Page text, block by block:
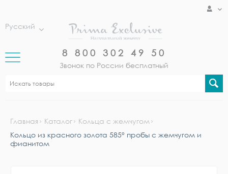
Русский
8 800 302 49 50
Звонок по России бесплатный
Главная Каталог
Кольца с жемчугом
Кольцо из красного золота 585° пробы с жемчугом и
фианитом